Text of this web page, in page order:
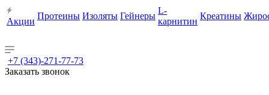
Акции
Протеины Изоляты Гейнеры
L-
карнитин
Креатины
+7 (343)-271-77-73
Заказать звонок